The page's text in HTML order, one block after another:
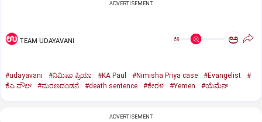
ADVERTISEMENT
TEAM UDAYAVANI ಅ ಅ
#udayavani #ನಿಮಿಷಾ ಪ್ರಿಯಾ #KA Paul #Nimisha Priya case #Evangelist
#
ಕೆಎ ಪೌಲ್
#ಮರಣದಂಡನೆ #death sentence #ಕೇರಳ #Yemen #ಯೆಮೆನ್‌
ADVERTISEMENT